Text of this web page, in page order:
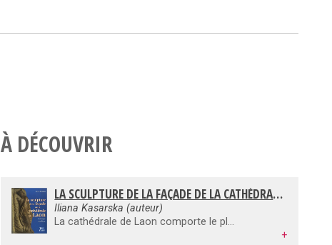
À DÉCOUVRIR
LA SCULPTURE DE LA FAÇADE DE LA CATHÉDRALE DE LAON
Iliana Kasarska (auteur)
La cathédrale de Laon comporte le plus grand ensemble sculpté de la fin du XIIe siècle : trois portails et leurs gables, deux fenêtres à voussures, de nombreuses têtes dans les écoinçons des baies, des personnages sur les arcs-boutants et des boeufs énigmatiques aux sommets des tours du massif occidental. L'ouvrage révèle un programme d'ensemble selon lequel les thèmes des portails latéraux - Incarnation et Jugement dernier - sont couronnés et achevés par le Triomphe de la Vierge au portail central, symbole de l'espoir eschatologique des chrétiens. Ce programme, attribué à Gautier de Mortagne, évêque de Laon de 1155 à 1174, est amplifié par les thèmes novateurs des fenêtres - Arts libéraux et Arts mécaniques au nord, Création-Rédemption au sud - lesquels procèdent directement des écrits de Hugues de Saint-Victor (1096-1141), théologien majeur du XIIe siècle. La présence des boeufs en haut des tours peut alors s'interpréter comme une introduction oculaire à ce programme : rappel de l'apparition providentielle d'un boeuf auprès d'un ouvrier lors de la construction de la cathédrale et herméneutique de ce miracle comme conjugaison nécessaire des oeuvres humaines et de la grâce divine. Les analyses iconographique, stylistique et archéologique ont permis plusieurs découvertes : l'existence d'une chapelle axiale dans le choeur primitif (détruit au début du XIIIe siècle), le remploi d'un portail complet datant de la fin de l'épiscopat de Barthélemy de Joux (1113-1150) et achevé avant le début de la construction de la cathédrale actuelle. La richesse et l'originalité de cet ensemble sculpté sont servies par une couverture photographique inédite présentée sous forme de corpus dans le CD-rom interactif qui accompagne l'ouvrage. La critique d'authenticité, complétée par l'analyse de chaque sculpture du corpus, met en évidence un nombre significatif de têtes du XIIe siècle et dénote le bon état général de la sculpture originale.
+